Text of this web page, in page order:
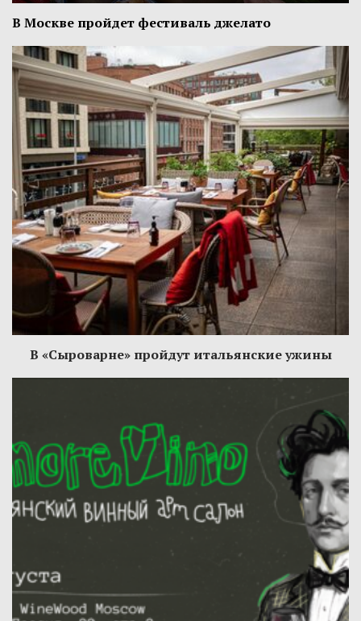
В Москве пройдет фестиваль джелато
В «Сыроварне» пройдут итальянские ужины